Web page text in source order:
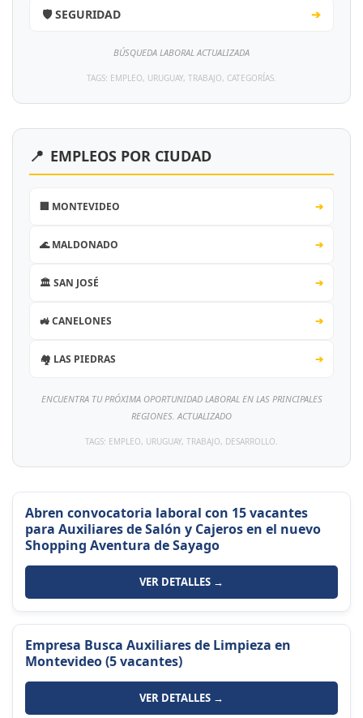
🛡️ SEGURIDAD ➔
BÚSQUEDA LABORAL ACTUALIZADA
TAGS: EMPLEO, URUGUAY, TRABAJO, CATEGORÍAS.
📍 EMPLEOS POR CIUDAD
🏢 MONTEVIDEO ➔
🌊 MALDONADO ➔
🏛️ SAN JOSÉ ➔
🚜 CANELONES ➔
🏘️ LAS PIEDRAS ➔
ENCUENTRA TU PRÓXIMA OPORTUNIDAD LABORAL EN LAS PRINCIPALES
REGIONES. ACTUALIZADO
TAGS: EMPLEO, URUGUAY, TRABAJO, DESARROLLO.
Abren convocatoria laboral con 15 vacantes
para Auxiliares de Salón y Cajeros en el nuevo
Shopping Aventura de Sayago
VER DETALLES →
Empresa Busca Auxiliares de Limpieza en
Montevideo (5 vacantes)
VER DETALLES →